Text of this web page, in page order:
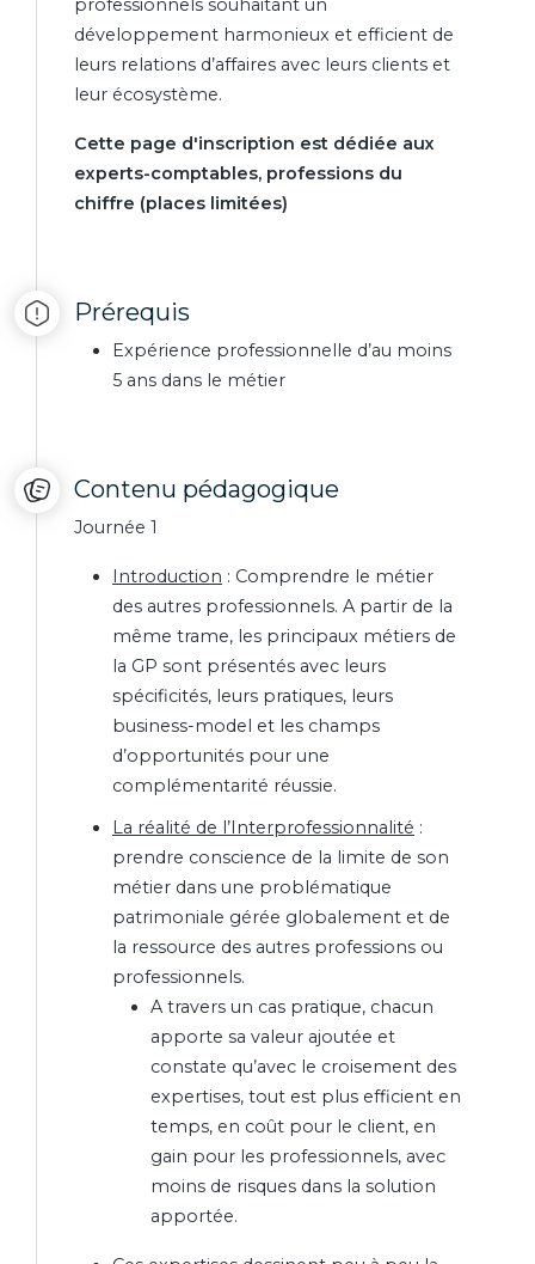
professionnels souhaitant un
développement harmonieux et efficient de
leurs relations d’affaires avec leurs clients et
leur écosystème.
Cette page d'inscription est dédiée aux
experts-comptables, professions du
chiffre (places limitées)
Prérequis
Expérience professionnelle d’au moins
5 ans dans le métier
Contenu pédagogique
Journée 1
Introduction : Comprendre le métier
des autres professionnels. A partir de la
même trame, les principaux métiers de
la GP sont présentés avec leurs
spécificités, leurs pratiques, leurs
business-model et les champs
d’opportunités pour une
complémentarité réussie.
La réalité de l’Interprofessionnalité :
prendre conscience de la limite de son
métier dans une problématique
patrimoniale gérée globalement et de
la ressource des autres professions ou
professionnels.
A travers un cas pratique, chacun
apporte sa valeur ajoutée et
constate qu’avec le croisement des
expertises, tout est plus efficient en
temps, en coût pour le client, en
gain pour les professionnels, avec
moins de risques dans la solution
apportée.